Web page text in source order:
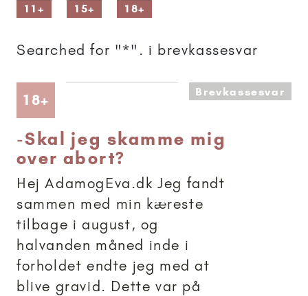
11+ 15+ 18+
Searched for "*". i brevkassesvar
18+ Artikler anbefalet til 18+Brevkassesvar
-Skal jeg skamme mig
over abort?
Hej AdamogEva.dk Jeg fandt
sammen med min kæreste
tilbage i august, og
halvanden måned inde i
forholdet endte jeg med at
blive gravid. Dette var på